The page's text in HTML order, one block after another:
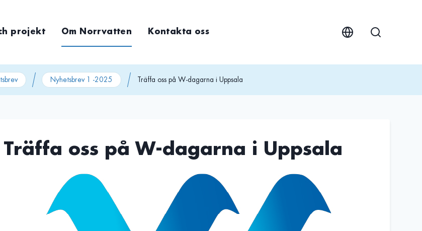
projekt Om Norrvatten Kontakta oss
Nyhetsbrev 1 -2025 Träffa oss på W-dagarna i Uppsala
Träffa oss på W-dagarna i Uppsala